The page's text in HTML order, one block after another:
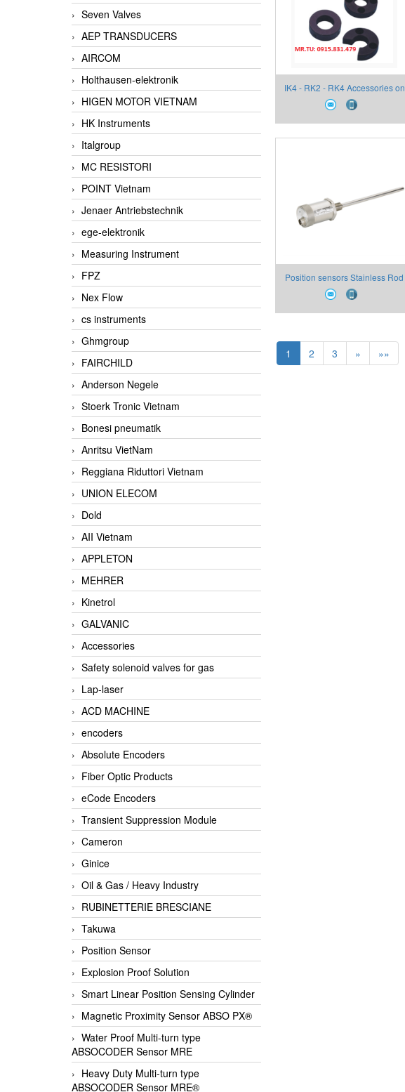
Seven Valves
AEP TRANSDUCERS
AIRCOM
Holthausen-elektronik
HIGEN MOTOR VIETNAM
HK Instruments
Italgroup
MC RESISTORI
POINT Vietnam
Jenaer Antriebstechnik
ege-elektronik
Measuring Instrument
FPZ
Nex Flow
cs instruments
Ghmgroup
FAIRCHILD
Anderson Negele
Stoerk Tronic Vietnam
Bonesi pneumatik
Anritsu VietNam
Reggiana Riduttori Vietnam
UNION ELECOM
Dold
AII Vietnam
APPLETON
MEHRER
Kinetrol
GALVANIC
Accessories
Safety solenoid valves for gas
Lap-laser
ACD MACHINE
encoders
Absolute Encoders
Fiber Optic Products
eCode Encoders
Transient Suppression Module
Cameron
Ginice
Oil & Gas / Heavy Industry
RUBINETTERIE BRESCIANE
Takuwa
Position Sensor
Explosion Proof Solution
Smart Linear Position Sensing Cylinder
Magnetic Proximity Sensor ABSO PX®
Water Proof Multi-turn type
ABSOCODER Sensor MRE
Heavy Duty Multi-turn type
ABSOCODER Sensor MRE®
IK4 - RK2 - RK4 Accessories on
request
Position sensors Stainless Rod
Threat Flange Can Open Digital
Output- IK4-P
1 2 3 » »»